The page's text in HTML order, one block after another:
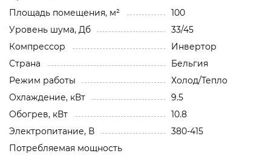
Площадь помещения, м²
100
Уровень шума, Дб
33/45
Компрессор
Инвертор
Страна
Бельгия
Режим работы
Холод/Тепло
Охлаждение, кВт
9.5
Обогрев, кВт
10.8
Электропитание, В
380-415
Потребляемая мощность